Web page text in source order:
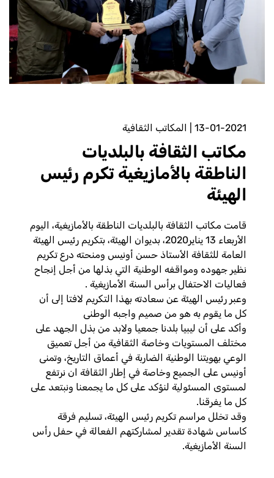
13-01-2021 المكاتب الثقافية
مكاتب الثقافة بالبلديات
الناطقة بالأمازيغية تكرم رئيس
الهيئة
قامت مكاتب الثقافة بالبلديات الناطقة بالأمازيغية، اليوم
الأربعاء 13 يناير2020، بديوان الهيئة، بتكريم رئيس الهيئة
العامة للثقافة الأستاذ حسن أونيس ومنحته درع تكريم
نظير جهوده ومواقفه الوطنية التي بذلها من أجل إنجاح
فعاليات الاحتفال برأس السنة الأمازيغية .
وعبر رئيس الهيئة عن سعادته بهذا التكريم لافتا إلى أن
كل ما يقوم به هو من صميم واجبه الوطنى
وأكد على أن ليبيا بلدنا جمعيا ولابد من بذل الجهد على
مختلف المستويات وخاصة الثقافية من أجل تعميق
الوعي بهويتنا الوطنية الضاربة في أعماق التاريخ، وتمنى
أونيس على الجميع وخاصة في إطار الثقافة ان نرتفع
لمستوى المسئولية لنؤكد على كل ما يجمعنا ونبتعد على
كل ما يفرقنا.
وقد تخلل مراسم تكريم رئيس الهيئة، تسليم فرقة
كاساس شهادة تقدير لمشاركتهم الفعالة في حفل رأس
السنة الأمازيغية.